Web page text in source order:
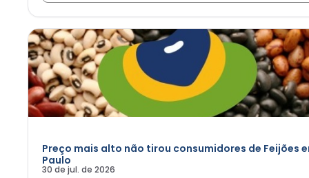
Preço mais alto não tirou consumidores de Feijões
Paulo
30 de jul. de 2026